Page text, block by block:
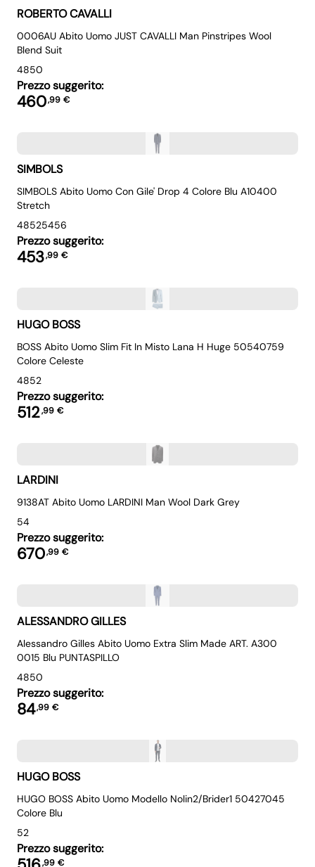
ROBERTO CAVALLI
0006AU Abito Uomo JUST CAVALLI Man Pinstripes Wool
Blend Suit
4850
Prezzo suggerito:
460,99 €
SIMBOLS
SIMBOLS Abito Uomo Con Gile' Drop 4 Colore Blu A10400
Stretch
48525456
Prezzo suggerito:
453,99 €
HUGO BOSS
BOSS Abito Uomo Slim Fit In Misto Lana H Huge 50540759
Colore Celeste
4852
Prezzo suggerito:
512,99 €
LARDINI
9138AT Abito Uomo LARDINI Man Wool Dark Grey
54
Prezzo suggerito:
670,99 €
ALESSANDRO GILLES
Alessandro Gilles Abito Uomo Extra Slim Made ART. A300
0015 Blu PUNTASPILLO
4850
Prezzo suggerito:
84,99 €
HUGO BOSS
HUGO BOSS Abito Uomo Modello Nolin2/Brider1 50427045
Colore Blu
52
Prezzo suggerito:
,99 €